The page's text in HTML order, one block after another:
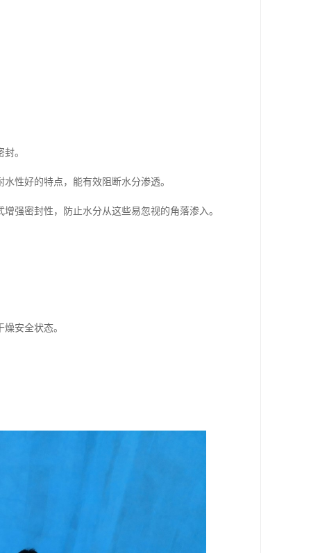
。
性好的特点，能有效阻断水分渗透。
强密封性，防止水分从这些易忽视的角落渗入。
安全状态。